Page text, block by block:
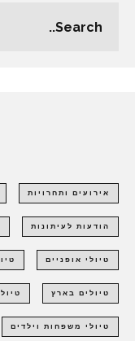
אירועים ותחרויות
הודעות לעיתונות
טיולי אופניים
טיולים בארץ
טיולי משפחות וילדים